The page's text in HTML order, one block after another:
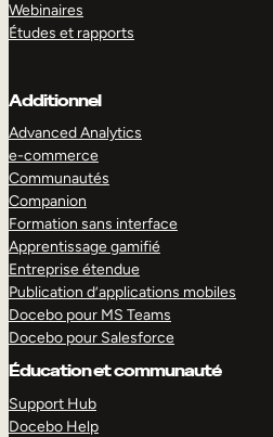
Webinaires
Études et rapports
Additionnel
Advanced Analytics
e-commerce
Communautés
Companion
Formation sans interface
Apprentissage gamifié
Entreprise étendue
Publication d’applications mobiles
Docebo pour MS Teams
Docebo pour Salesforce
Éducation et communauté
Support Hub
Docebo Help